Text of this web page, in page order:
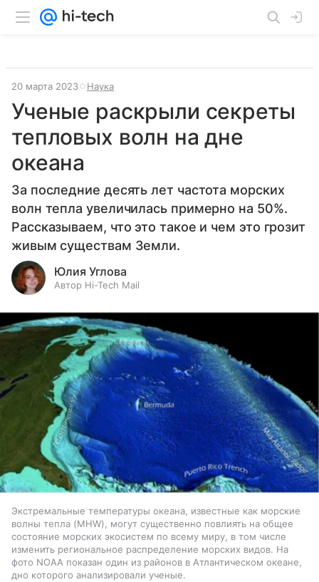
20 марта 2023 Наука
Ученые раскрыли секреты
тепловых волн на дне
океана
За последние десять лет частота морских
волн тепла увеличилась примерно на 50%.
Рассказываем, что это такое и чем это грозит
живым существам Земли.
Юлия Углова
Автор Hi-Tech Mail
Экстремальные температуры океана, известные как морские
волны тепла (MHW), могут существенно повлиять на общее
состояние морских экосистем по всему миру, в том числе
изменить региональное распределение морских видов. На
фото NOAA показан один из районов в Атлантическом океане,
дно которого анализировали ученые.